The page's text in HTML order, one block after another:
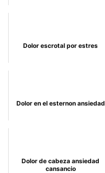
Dolor escrotal por estres
Dolor en el esternon ansiedad
Dolor de cabeza ansiedad
cansancio